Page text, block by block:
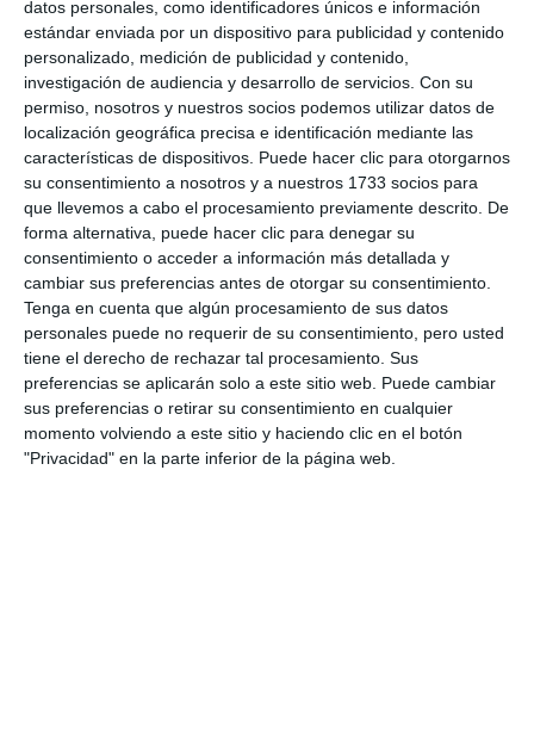
datos personales, como identificadores únicos e información
estándar enviada por un dispositivo para publicidad y contenido
personalizado, medición de publicidad y contenido,
investigación de audiencia y desarrollo de servicios. Con su
permiso, nosotros y nuestros socios podemos utilizar datos de
localización geográfica precisa e identificación mediante las
características de dispositivos. Puede hacer clic para otorgarnos
su consentimiento a nosotros y a nuestros 1733 socios para
que llevemos a cabo el procesamiento previamente descrito. De
forma alternativa, puede hacer clic para denegar su
consentimiento o acceder a información más detallada y
cambiar sus preferencias antes de otorgar su consentimiento.
Tenga en cuenta que algún procesamiento de sus datos
personales puede no requerir de su consentimiento, pero usted
tiene el derecho de rechazar tal procesamiento. Sus
preferencias se aplicarán solo a este sitio web. Puede cambiar
sus preferencias o retirar su consentimiento en cualquier
momento volviendo a este sitio y haciendo clic en el botón
"Privacidad" en la parte inferior de la página web.